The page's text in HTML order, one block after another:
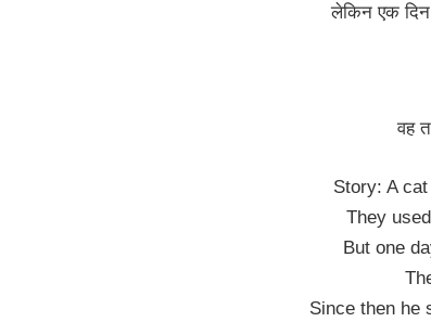
लेकिन एक दिन
वह
Story: A
They
But one
Since then he